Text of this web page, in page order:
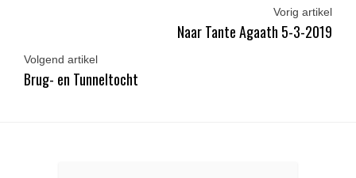
Vorig artikel
Naar Tante Agaath 5-3-2019
Volgend artikel
Brug- en Tunneltocht